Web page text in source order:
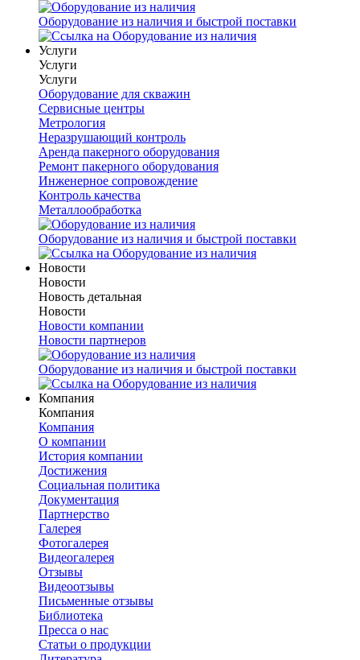
Оборудование из наличия и быстрой поставки
Услуги
Услуги
Услуги
Оборудование для скважин
Сервисные центры
Метрология
Неразрушающий контроль
Аренда пакерного оборудования
Ремонт пакерного оборудования
Инженерное сопровождение
Контроль качества
Металлообработка
Оборудование из наличия и быстрой поставки
Новости
Новости
Новость детальная
Новости
Новости компании
Новости партнеров
Оборудование из наличия и быстрой поставки
Компания
Компания
Компания
О компании
История компании
Достижения
Социальная политика
Документация
Партнерство
Галерея
Фотогалерея
Видеогалерея
Отзывы
Видеоотзывы
Письменные отзывы
Библиотека
Пресса о нас
Статьи о продукции